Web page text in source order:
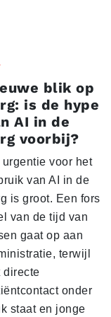
blik op
is de hype
AI in de
voorbij?
urgentie voor het
van AI in de
is groot. Een fors
van de tijd van
gaat op aan
terwijl
directe
onder
staat en jonge